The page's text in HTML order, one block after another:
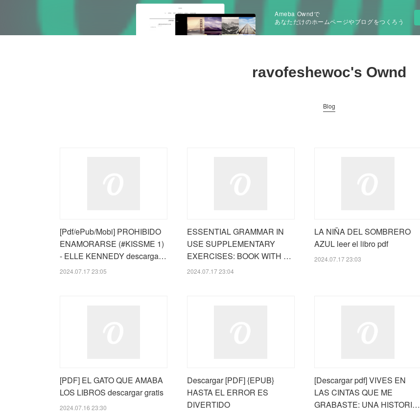
Ameba Owndで
あなただけのホームページやブログをつくろう
ravofeshewoc's Ownd
Blog
[Pdf/ePub/Mobi] PROHIBIDO
ENAMORARSE (#KISSME 1)
- ELLE KENNEDY descarga…
2024.07.17 23:05
ESSENTIAL GRAMMAR IN
USE SUPPLEMENTARY
EXERCISES: BOOK WITH …
2024.07.17 23:04
LA NIÑA DEL SOMBRERO
AZUL leer el libro pdf
2024.07.17 23:03
[PDF] EL GATO QUE AMABA
LOS LIBROS descargar gratis
2024.07.16 23:30
Descargar [PDF] {EPUB}
HASTA EL ERROR ES
DIVERTIDO
[Descargar pdf] VIVES EN
LAS CINTAS QUE ME
GRABASTE: UNA HISTORI…